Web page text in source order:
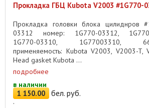
Прокладка ГБЦ Kubota V2003 #1G770-
Прокладка головки блока цилиднров
03312 номер: 1G770-03312,
1G770-03310, 1G77003310,
применяемость: Kubota V2003, V2003-T,
Head gasket Kubota ...
подробнее
в наличии
1 150.00 бел. руб.
.